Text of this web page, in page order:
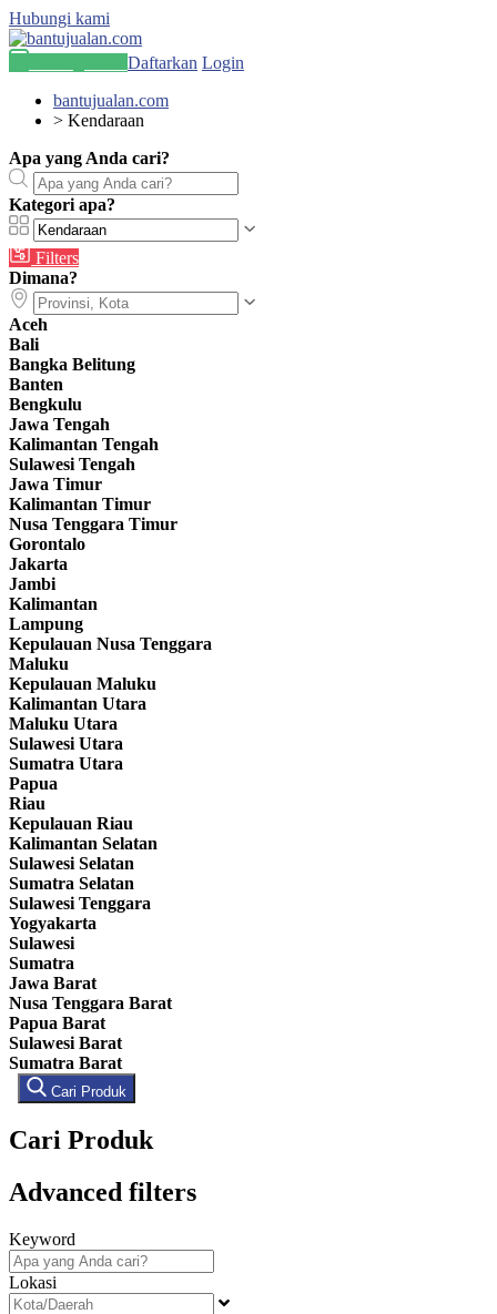
Hubungi kami
Daftarkan Login
bantujualan.com
> Kendaraan
Apa yang Anda cari?
Kategori apa?
Filters
Dimana?
Aceh
Bali
Bangka Belitung
Banten
Bengkulu
Jawa Tengah
Kalimantan Tengah
Sulawesi Tengah
Jawa Timur
Kalimantan Timur
Nusa Tenggara Timur
Gorontalo
Jakarta
Jambi
Kalimantan
Lampung
Kepulauan Nusa Tenggara
Maluku
Kepulauan Maluku
Kalimantan Utara
Maluku Utara
Sulawesi Utara
Sumatra Utara
Papua
Riau
Kepulauan Riau
Kalimantan Selatan
Sulawesi Selatan
Sumatra Selatan
Sulawesi Tenggara
Yogyakarta
Sulawesi
Sumatra
Jawa Barat
Nusa Tenggara Barat
Papua Barat
Sulawesi Barat
Sumatra Barat
Cari Produk
Cari Produk
Advanced filters
Keyword
Lokasi